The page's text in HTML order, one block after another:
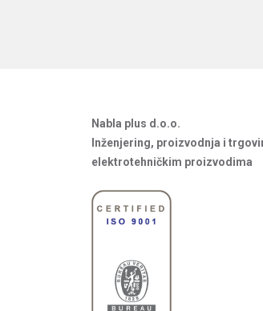
Nabla plus d.o.o.
Inženjering, proizvodnja i
elektrotehničkim proizvodima